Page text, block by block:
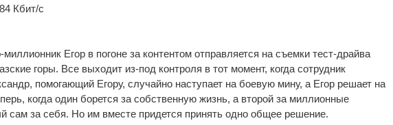
Кбит/с
миллионник Егор в погоне за контентом отправляется на съемки тест-драйва
горы. Все выходит из-под контроля в тот момент, когда сотрудник
помогающий Егору, случайно наступает на боевую мину, а Егор решает на
когда один борется за собственную жизнь, а второй за миллионные
сам за себя. Но им вместе придется принять одно общее решение.